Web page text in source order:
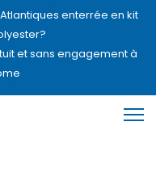
enterrée en kit
et sans engagement à